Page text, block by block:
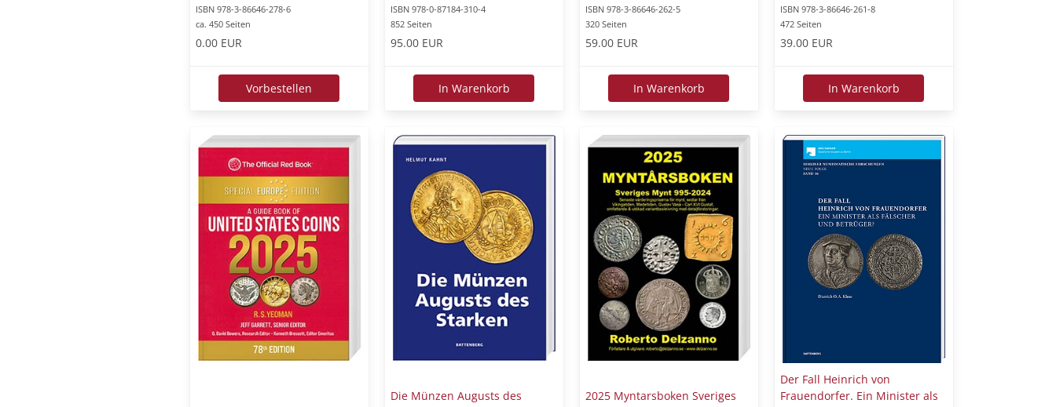
ISBN 978-3-86646-278-6
ca. 450 Seiten
0.00 EUR
Vorbestellen
ISBN 978-0-87184-310-4
852 Seiten
95.00 EUR
In Warenkorb
ISBN 978-3-86646-262-5
320 Seiten
59.00 EUR
In Warenkorb
ISBN 978-3-86646-261-8
472 Seiten
39.00 EUR
In Warenkorb
Die Münzen Augusts des
2025 Myntarsboken Sveriges
Der Fall Heinrich von
Frauendorfer. Ein Minister als